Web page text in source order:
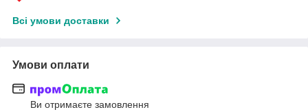
Всі умови доставки
Умови оплати
Ви отримаєте замовлення